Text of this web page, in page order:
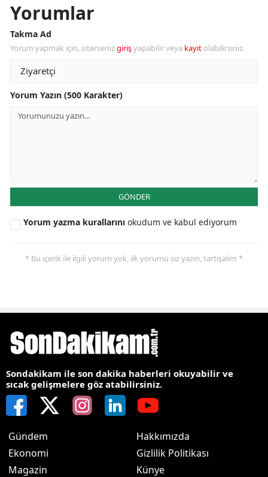
Yorumlar
Takma Ad
Yorum yapmak için, istersenizgirişyapabilir veya kayıt olabilirsiniz.
Yorum Yazın (500 Karakter)
GÖNDER
Yorum yazma kurallarını okudum ve kabul ediyorum
* Bu içerik ile ilgili yorum yok, ilk yorumu siz yazın, tartışalım *
Sondakikam ile son dakika haberleri okuyabilir ve
sıcak gelişmelere göz atabilirsiniz.
Gündem
Ekonomi
Magazin
Hakkımızda
Gizlilik Politikası
Künye